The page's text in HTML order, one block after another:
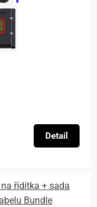
Detail
řídítka + sada
Bundle